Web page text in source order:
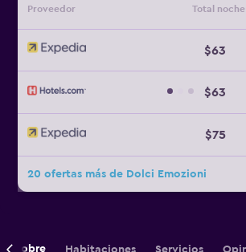
Proveedor Total noche
$63
$63
$75
20 ofertas más de Dolci Emozioni
Sobre Habitaciones Servicios